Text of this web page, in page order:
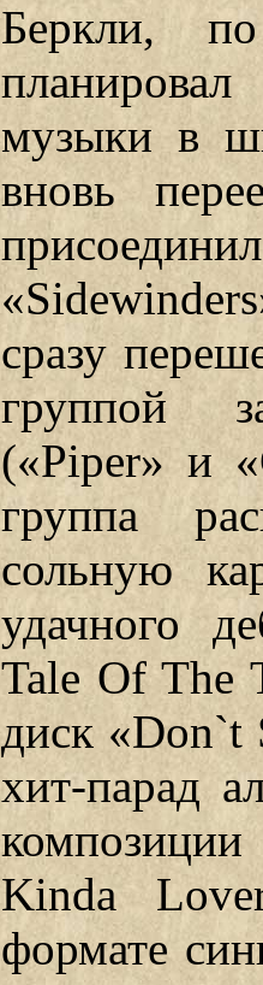
Беркли,
музыки в
вновь
сразу
группой
(«Piper» и
группа
сольную
удачного
Tale Of The
диск «Don`t
хит-парад
Kinda
формате